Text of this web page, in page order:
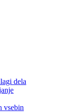
dela
vsebin